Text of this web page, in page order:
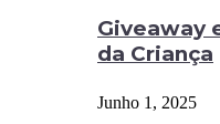
Giveaway
da Criança
Junho 1, 2025